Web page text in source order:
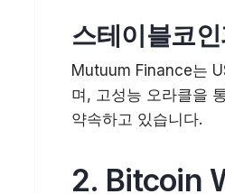
스테이블코
Mutuum Finance는
며, 고성능 오라클을
약속하고 있습니다.
2. Bitcoin